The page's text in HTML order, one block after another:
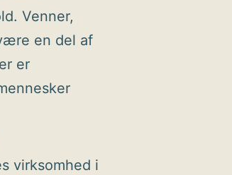
Venner,
en del af
er
virksomhed i